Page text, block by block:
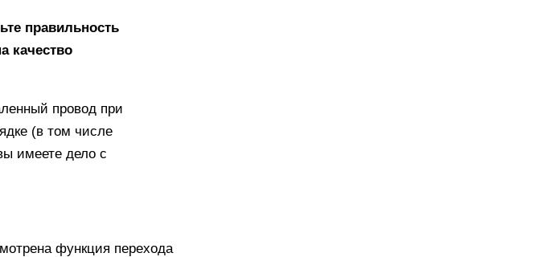
правильность
качество
провод при
(в том числе
имеете дело с
функция перехода